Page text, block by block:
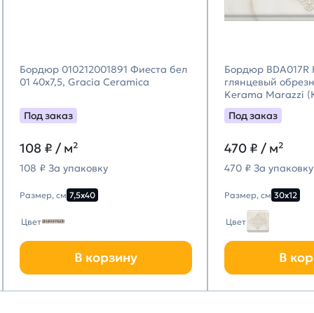
Бордюр 010212001891 Фиеста бел
01 40х7,5, Gracia Ceramica
Под заказ
108 ₽ / м²
108 ₽ За упаковку
Размер, см 7,5х40
Цвет
В корзину
Бордюр BDA017R
глянцевый
Kerama Marazzi
Марацци)
Под заказ
470 ₽ / м²
470 ₽ За упаковку
Размер, см 30х12
Цвет
В